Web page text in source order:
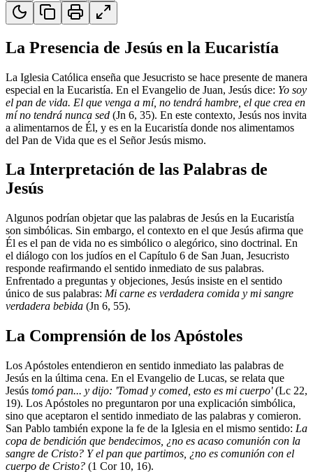
La Presencia de Jesús en la Eucaristía
La Iglesia Católica enseña que Jesucristo se hace presente de manera
especial en la Eucaristía. En el Evangelio de Juan, Jesús dice: Yo soy
el pan de vida. El que venga a mí, no tendrá hambre, el que crea en
mí no tendrá nunca sed (Jn 6, 35). En este contexto, Jesús nos invita
a alimentarnos de Él, y es en la Eucaristía donde nos alimentamos
del Pan de Vida que es el Señor Jesús mismo.
La Interpretación de las Palabras de
Jesús
Algunos podrían objetar que las palabras de Jesús en la Eucaristía
son simbólicas. Sin embargo, el contexto en el que Jesús afirma que
Él es el pan de vida no es simbólico o alegórico, sino doctrinal. En
el diálogo con los judíos en el Capítulo 6 de San Juan, Jesucristo
responde reafirmando el sentido inmediato de sus palabras.
Enfrentado a preguntas y objeciones, Jesús insiste en el sentido
único de sus palabras: Mi carne es verdadera comida y mi sangre
verdadera bebida (Jn 6, 55).
La Comprensión de los Apóstoles
Los Apóstoles entendieron en sentido inmediato las palabras de
Jesús en la última cena. En el Evangelio de Lucas, se relata que
Jesús tomó pan... y dijo: 'Tomad y comed, esto es mi cuerpo'(Lc 22,
19). Los Apóstoles no preguntaron por una explicación simbólica,
sino que aceptaron el sentido inmediato de las palabras y comieron.
San Pablo también expone la fe de la Iglesia en el mismo sentido: La
copa de bendición que bendecimos, ¿no es acaso comunión con la
sangre de Cristo? Y el pan que partimos, ¿no es comunión con el
cuerpo de Cristo? (1 Cor 10, 16).